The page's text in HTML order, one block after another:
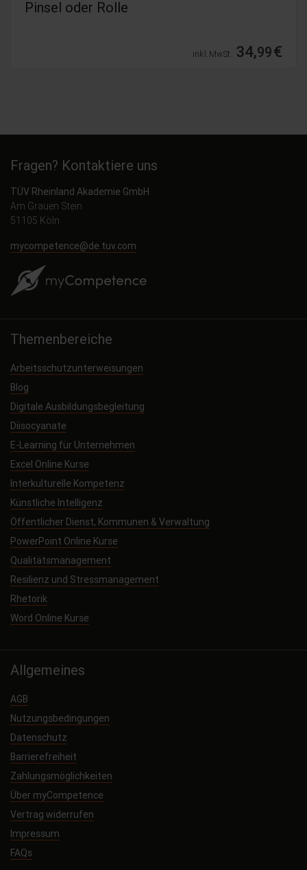
Pinsel oder Rolle
inkl. MwSt. 34,99€
Fragen? Kontaktiere uns
TÜV Rheinland Akademie GmbH
Am Grauen Stein
51105 Köln
mycompetence@de.tuv.com
Themenbereiche
Arbeitsschutzunterweisungen
Blog
Digitale Ausbildungsbegleitung
Diisocyanate
E-Learning für Unternehmen
Excel Online Kurse
Interkulturelle Kompetenz
Künstliche Intelligenz
Öffentlicher Dienst, Kommunen & Verwaltung
PowerPoint Online Kurse
Qualitätsmanagement
Resilienz und Stressmanagement
Rhetorik
Word Online Kurse
Allgemeines
AGB
Nutzungsbedingungen
Datenschutz
Barrierefreiheit
Zahlungsmöglichkeiten
Über myCompetence
Vertrag widerrufen
Impressum
FAQs